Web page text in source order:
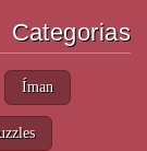
Categorias
Íman